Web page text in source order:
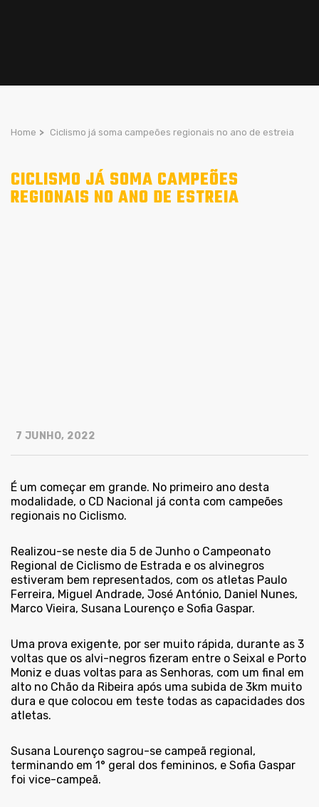
Home > Ciclismo já soma campeões regionais no ano de estreia
CICLISMO JÁ SOMA CAMPEÕES
REGIONAIS NO ANO DE ESTREIA
7 JUNHO, 2022
É um começar em grande. No primeiro ano desta
modalidade, o CD Nacional já conta com campeões
regionais no Ciclismo.
Realizou-se neste dia 5 de Junho o Campeonato
Regional de Ciclismo de Estrada e os alvinegros
estiveram bem representados, com os atletas Paulo
Ferreira, Miguel Andrade, José António, Daniel Nunes,
Marco Vieira, Susana Lourenço e Sofia Gaspar.
Uma prova exigente, por ser muito rápida, durante as 3
voltas que os alvi-negros fizeram entre o Seixal e Porto
Moniz e duas voltas para as Senhoras, com um final em
alto no Chão da Ribeira após uma subida de 3km muito
dura e que colocou em teste todas as capacidades dos
atletas.
Susana Lourenço sagrou-se campeã regional,
terminando em 1° geral dos femininos, e Sofia Gaspar
foi vice-campeã.